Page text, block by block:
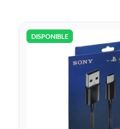
DISPONIBLE